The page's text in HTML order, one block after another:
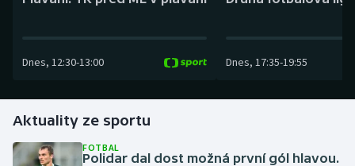
Dostihy
Florbal
Dnes, 12:30-13:00 Dnes, 17:35-19:55
Aktuality ze sportu
FOTBAL
Polidar dal dost možná první gól hlavou.